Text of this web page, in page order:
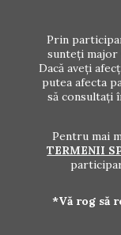
Prin
sunteți major
Dacă aveți
putea afecta
să consultați
Pentru mai
TERMENII
*Vă rog să